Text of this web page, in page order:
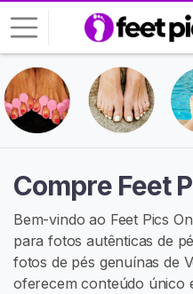
Compre Feet
Bem-vindo ao Feet Pics
para fotos autênticas de
fotos de pés genuínas de
oferecem conteúdo único
E
n
t
r
r
N
S
C